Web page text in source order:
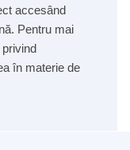
accesând
Pentru mai
în materie de